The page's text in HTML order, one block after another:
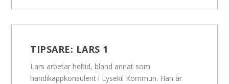
TIPSARE: LARS 1
Lars arbetar heltid, bland annat som
handikappkonsulent i Lysekil Kommun. Han är